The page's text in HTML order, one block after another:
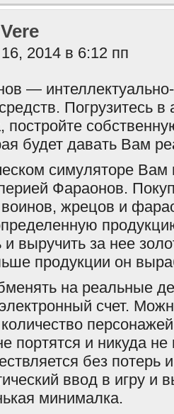
2014 в 6:12 пп
—
Погрузитесь
постройте
будет давать Вам
симуляторе Вам
Фараонов.
жрецов и
выручить за нее
продукции он
на реальные
счет.
портятся и никуда
без потерь
ввод в игру и
минималка.